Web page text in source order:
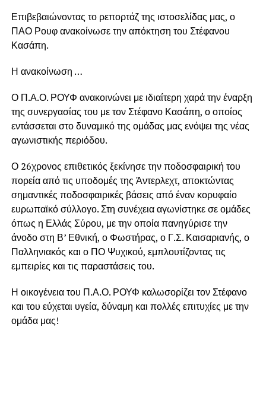
Επιβεβαιώνοντας το ρεπορτάζ της ιστοσελίδας μας, ο
ΠΑΟ Ρουφ ανακοίνωσε την απόκτηση του Στέφανου
Κασάπη.
Η ανακοίνωση …
Ο Π.Α.Ο. ΡΟΥΦ ανακοινώνει με ιδιαίτερη χαρά την έναρξη
της συνεργασίας του με τον Στέφανο Κασάπη, ο οποίος
εντάσσεται στο δυναμικό της ομάδας μας ενόψει της νέας
αγωνιστικής περιόδου.
Ο 26χρονος επιθετικός ξεκίνησε την ποδοσφαιρική του
πορεία από τις υποδομές της Άντερλεχτ, αποκτώντας
σημαντικές ποδοσφαιρικές βάσεις από έναν κορυφαίο
ευρωπαϊκό σύλλογο. Στη συνέχεια αγωνίστηκε σε ομάδες
όπως η Ελλάς Σύρου, με την οποία πανηγύρισε την
άνοδο στη Β’ Εθνική, ο Φωστήρας, ο Γ.Σ. Καισαριανής, ο
Παλληνιακός και ο ΠΟ Ψυχικού, εμπλουτίζοντας τις
εμπειρίες και τις παραστάσεις του.
Η οικογένεια του Π.Α.Ο. ΡΟΥΦ καλωσορίζει τον Στέφανο
και του εύχεται υγεία, δύναμη και πολλές επιτυχίες με την
ομάδα μας!